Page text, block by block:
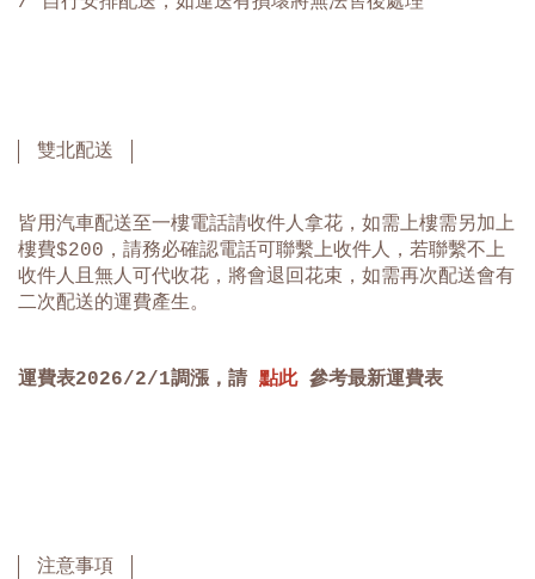
雙北配送
皆用汽車配送至一樓電話請收件人拿花，如需上樓需另加上
樓費$200，請務必確認電話可聯繫上收件人，若聯繫不上
收件人且無人可代收花，將會退回花束，如需再次配送會有
二次配送的運費產生。
運費表2026/2/1調漲，請 點此 參考最新運費表
注意事項